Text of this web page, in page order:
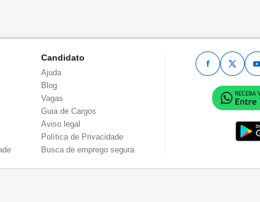
Candidato
Ajuda
Blog
Vagas
Guia de Cargos
Aviso legal
Política de Privacidade
Busca de emprego segura